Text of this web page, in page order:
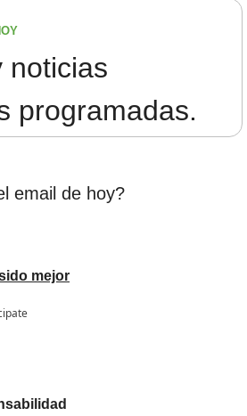
noticias
programadas.
email de hoy?
mejor